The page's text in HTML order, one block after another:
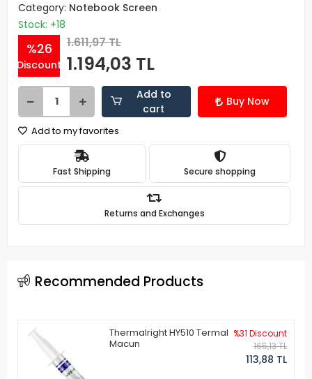
Category: Notebook Screen
Stock: +18
%26
Discount
1.611,97 TL
1.194,03 TL
Add to
cart
Buy Now
Add to my favorites
Fast Shipping Secure shopping
Returns and Exchanges
Recommended Products
Thermalright HY510 Termal
Macun
%31 Discount
165,13 TL
113,88 TL